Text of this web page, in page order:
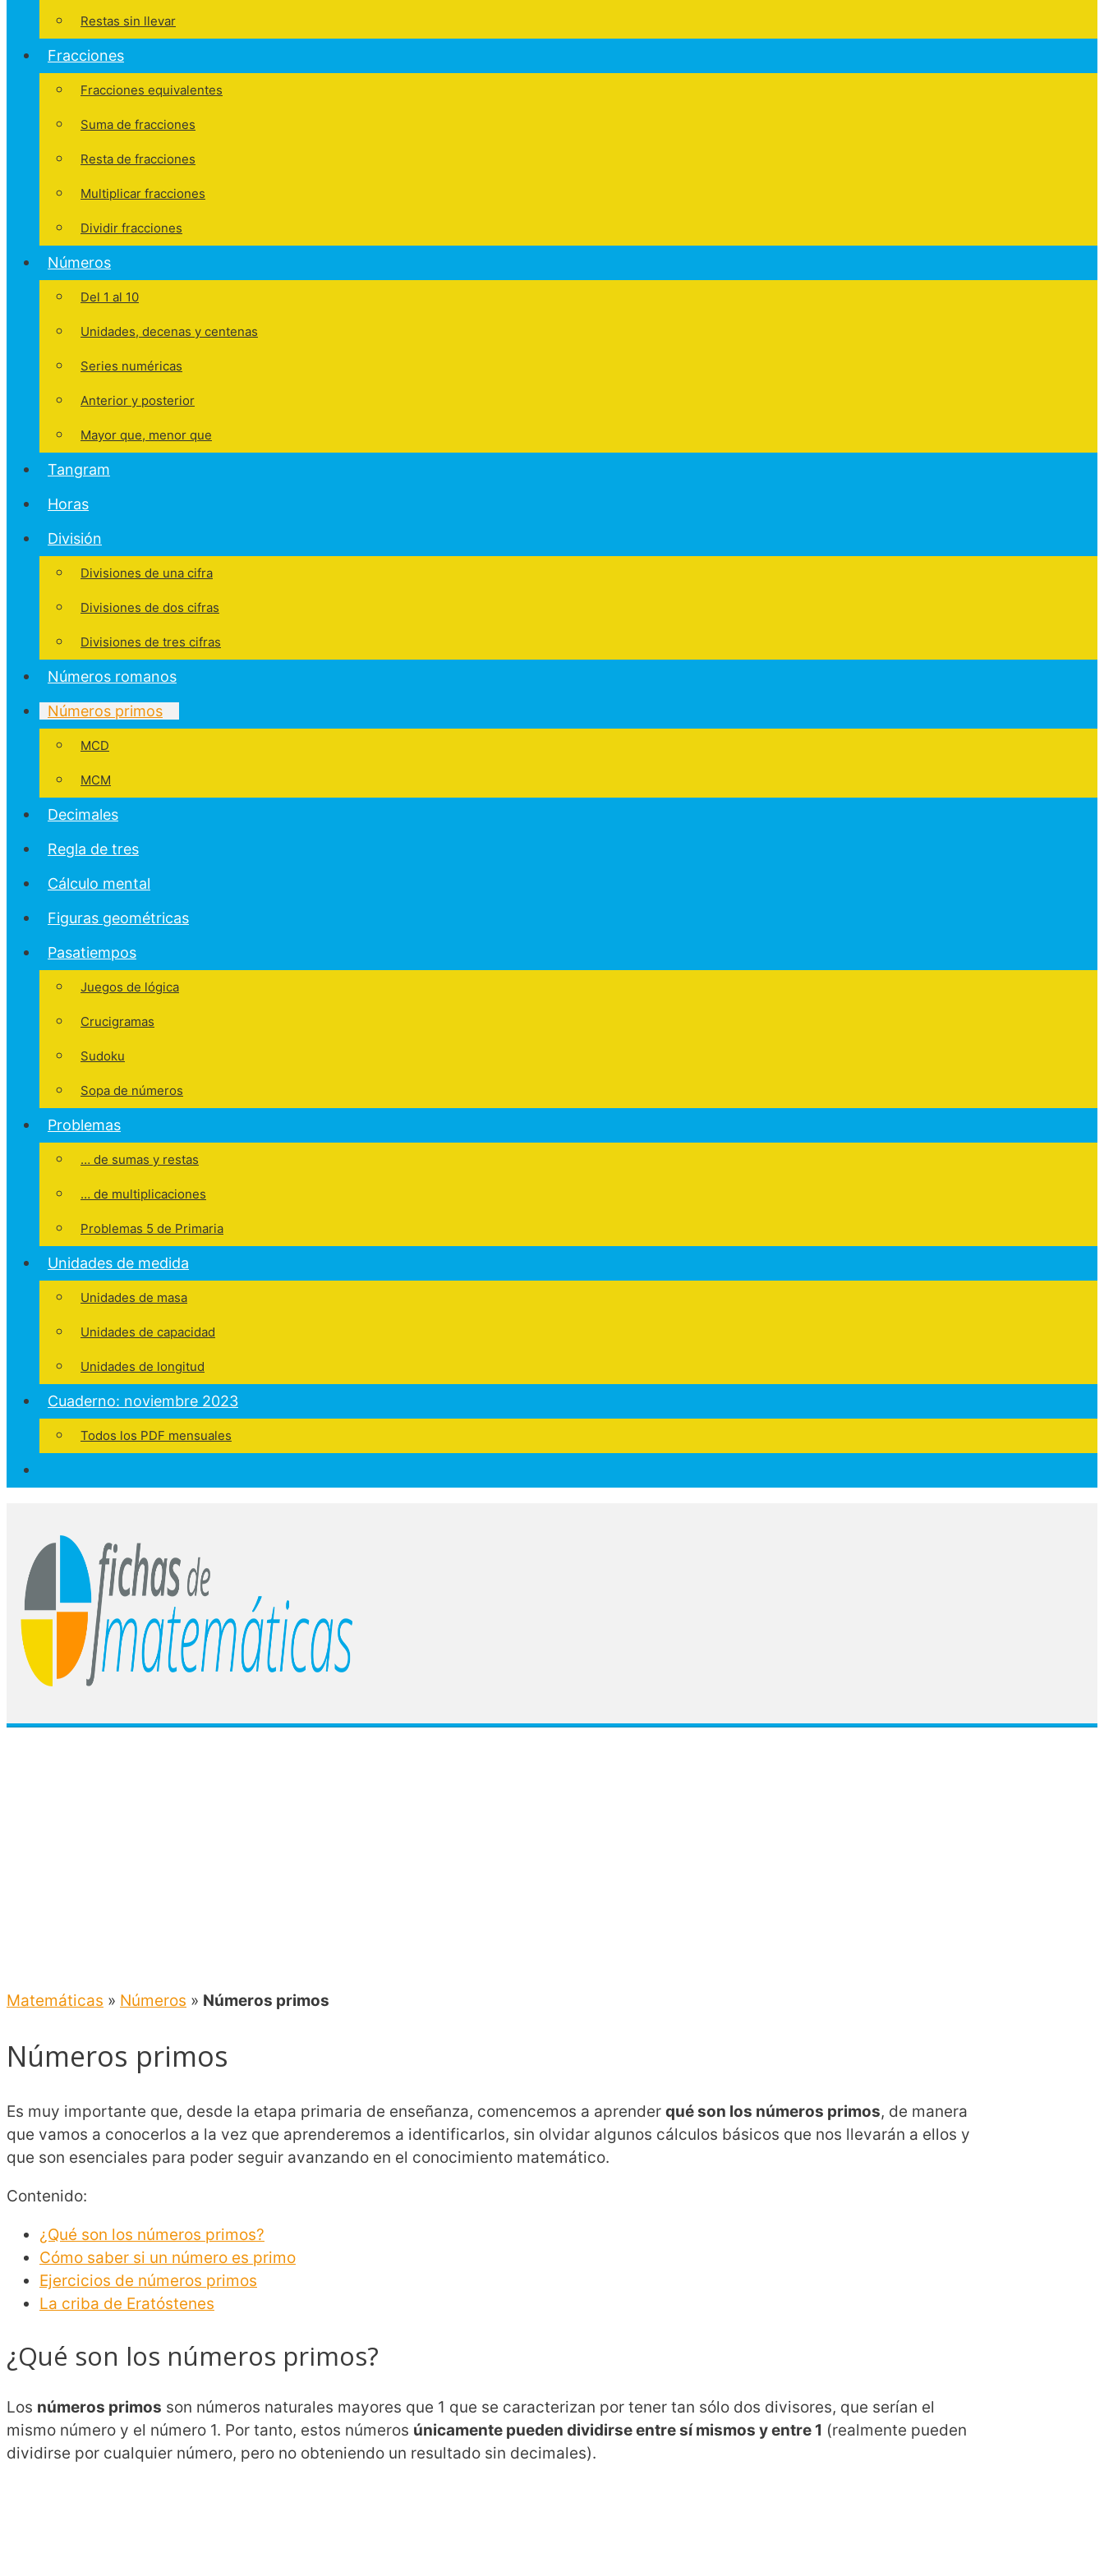
Restas sin llevar
Fracciones
Fracciones equivalentes
Suma de fracciones
Resta de fracciones
Multiplicar fracciones
Dividir fracciones
Números
Del 1 al 10
Unidades, decenas y centenas
Series numéricas
Anterior y posterior
Mayor que, menor que
Tangram
Horas
División
Divisiones de una cifra
Divisiones de dos cifras
Divisiones de tres cifras
Números romanos
Números primos
MCD
MCM
Decimales
Regla de tres
Cálculo mental
Figuras geométricas
Pasatiempos
Juegos de lógica
Crucigramas
Sudoku
Sopa de números
Problemas
… de sumas y restas
… de multiplicaciones
Problemas 5 de Primaria
Unidades de medida
Unidades de masa
Unidades de capacidad
Unidades de longitud
Cuaderno: noviembre 2023
Todos los PDF mensuales
Matemáticas » Números » Números primos
Números primos
Es muy importante que, desde la etapa primaria de enseñanza, comencemos a aprender qué son los números primos, de manera
que vamos a conocerlos a la vez que aprenderemos a identificarlos, sin olvidar algunos cálculos básicos que nos llevarán a ellos y
que son esenciales para poder seguir avanzando en el conocimiento matemático.
Contenido:
¿Qué son los números primos?
Cómo saber si un número es primo
Ejercicios de números primos
La criba de Eratóstenes
¿Qué son los números primos?
Los números primos son números naturales mayores que 1 que se caracterizan por tener tan sólo dos divisores, que serían el
mismo número y el número 1. Por tanto, estos números únicamente pueden dividirse entre sí mismos y entre 1 (realmente pueden
dividirse por cualquier número, pero no obteniendo un resultado sin decimales).